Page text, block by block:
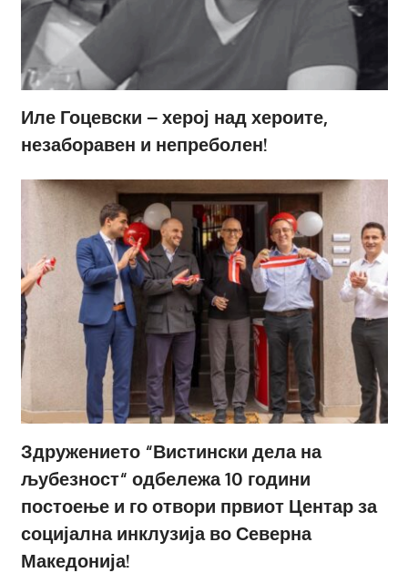
Иле Гоцевски – херој над хероите,
незаборавен и непреболен!
Здружението “Вистински дела на
љубезност“ одбележа 10 години
постоење и го отвори првиот Центар за
социјална инклузија во Северна
Македонија!